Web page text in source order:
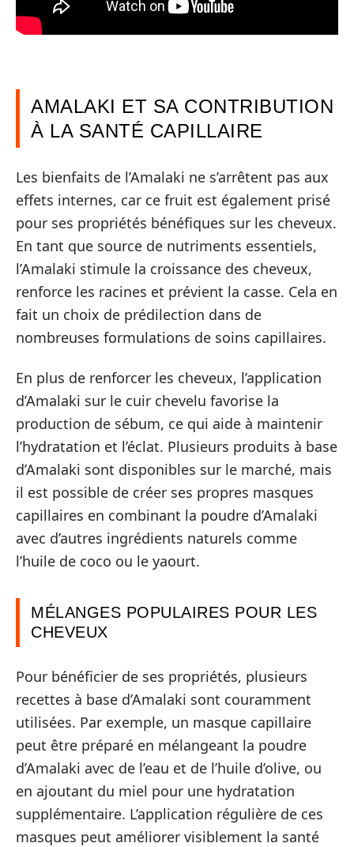
AMALAKI ET SA CONTRIBUTION
À LA SANTÉ CAPILLAIRE
Les bienfaits de l’Amalaki ne s’arrêtent pas aux
effets internes, car ce fruit est également prisé
pour ses propriétés bénéfiques sur les cheveux.
En tant que source de nutriments essentiels,
l’Amalaki stimule la croissance des cheveux,
renforce les racines et prévient la casse. Cela en
fait un choix de prédilection dans de
nombreuses formulations de soins capillaires.
En plus de renforcer les cheveux, l’application
d’Amalaki sur le cuir chevelu favorise la
production de sébum, ce qui aide à maintenir
l’hydratation et l’éclat. Plusieurs produits à base
d’Amalaki sont disponibles sur le marché, mais
il est possible de créer ses propres masques
capillaires en combinant la poudre d’Amalaki
avec d’autres ingrédients naturels comme
l’huile de coco ou le yaourt.
MÉLANGES POPULAIRES POUR LES
CHEVEUX
Pour bénéficier de ses propriétés, plusieurs
recettes à base d’Amalaki sont couramment
utilisées. Par exemple, un masque capillaire
peut être préparé en mélangeant la poudre
d’Amalaki avec de l’eau et de l’huile d’olive, ou
en ajoutant du miel pour une hydratation
supplémentaire. L’application régulière de ces
masques peut améliorer visiblement la santé